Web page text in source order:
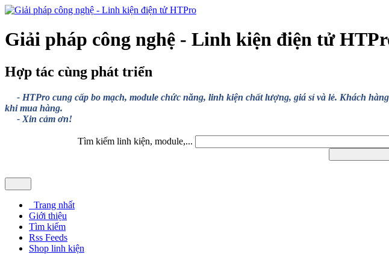
Giải pháp công nghệ - Linh kiện điện tử
Hợp tác cùng phát triển
- HTPro cung cấp bo mạch, module chức năng, linh kiện chất lượng, giá sỉ và lẻ. Khách
khi mua hàng.
- Xin cảm ơn!
Tìm kiếm linh kiện, module,...
Trang nhất
Giới thiệu
Tìm kiếm
Rss Feeds
Shop linh kiện